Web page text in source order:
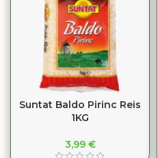
Suntat Baldo Pirinc Reis
1KG
3,99 €